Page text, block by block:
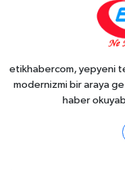
etikhabercom, yepyeni
modernizmi bir araya
haber